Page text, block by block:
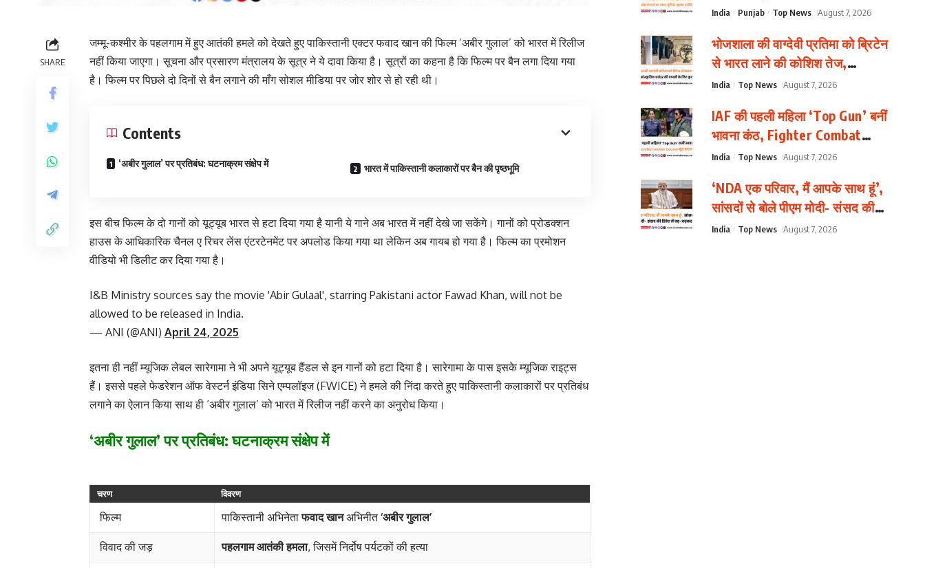
SHARE
जम्मू-कश्मीर के पहलगाम में हुए आतंकी हमले को देखते हुए पाकिस्तानी एक्टर फवाद खान की फिल्म ‘अबीर गुलाल’ को भारत में रिलीज
नहीं किया जाएगा। सूचना और प्रसारण मंत्रालय के सूत्र ने ये दावा किया है। सूत्रों का कहना है कि फिल्म पर बैन लगा दिया गया
है। फिल्म पर पिछले दो दिनों से बैन लगाने की माँग सोशल मीडिया पर जोर शोर से हो रही थी।
Contents
‘अबीर गुलाल’ पर प्रतिबंध: घटनाक्रम संक्षेप में भारत में पाकिस्तानी कलाकारों पर बैन की पृष्ठभूमि
इस बीच फिल्म के दो गानों को यूट्यूब भारत से हटा दिया गया है यानी ये गाने अब भारत में नहीं देखे जा सकेंगे। गानों को प्रोडक्शन
हाउस के आधिकारिक चैनल ए रिचर लेंस एंटरटेनमेंट पर अपलोड किया गया था लेकिन अब गायब हो गया है। फिल्म का प्रमोशन
वीडियो भी डिलीट कर दिया गया है।
I&B Ministry sources say the movie 'Abir Gulaal', starring Pakistani actor Fawad Khan, will not be
allowed to be released in India.
— ANI (@ANI) April 24, 2025
इतना ही नहीं म्यूजिक लेबल सारेगामा ने भी अपने यूट्यूब हैंडल से इन गानों को हटा दिया है। सारेगामा के पास इसके म्यूजिक राइट्स
हैं। इससे पहले फेडरेशन ऑफ वेस्टर्न इंडिया सिने एम्पलॉइज (FWICE) ने हमले की निंदा करते हुए पाकिस्तानी कलाकारों पर प्रतिबंध
लगाने का ऐलान किया साथ ही ‘अबीर गुलाल’ को भारत में रिलीज नहीं करने का अनुरोध किया।
‘अबीर गुलाल’ पर प्रतिबंध: घटनाक्रम संक्षेप में
चरण विवरण
फिल्म पाकिस्तानी अभिनेताफवाद खानअभिनीत‘अबीर गुलाल’
विवाद की जड़ पहलगाम आतंकी हमला, जिसमें निर्दोष पर्यटकों की हत्या
नारे और झंडा लगाने का दावा, पुलिस-
India Punjab Top News August 7, 2026
भोजशाला की वाग्देवी प्रतिमा को ब्रिटेन
से भारत लाने की कोशिश तेज,
सांस्कृतिक धरोहर की वापसी के लिए
India Top News August 7, 2026
IAF की पहली महिला ‘Top Gun’ बनीं
भावना कंठ, Fighter Combat
Leader Course पूरा कर रचा
India Top News August 7, 2026
‘NDA एक परिवार, मैं आपके साथ हूं’,
सांसदों से बोले पीएम मोदी- संसद की
डिबेट में बढ़-चढ़कर लें हिस्सा
India Top News August 7, 2026